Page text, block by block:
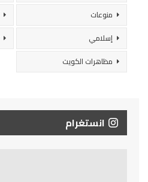
منوعات
إسلامي
مظاهرات الكويت
انستغرام